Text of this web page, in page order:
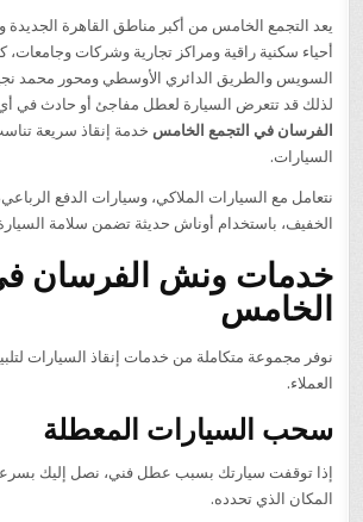
يعد التجمع الخامس من أكبر مناطق القاهرة الجديدة
أحياء سكنية راقية ومراكز تجارية وشركات
السويس والطريق الدائري الأوسطي ومحور محمد
لذلك قد تتعرض السيارة لعطل مفاجئ أو حادث في
الفرسان في التجمع الخامس خدمة إنقاذ سريعة
السيارات.
نتعامل مع السيارات الملاكي، وسيارات الدفع
الخفيف، باستخدام أوناش حديثة تضمن سلامة السيارة
خدمات ونش الفرسان
الخامس
نوفر مجموعة متكاملة من خدمات إنقاذ السيارات
العملاء.
سحب السيارات المعطلة
إذا توقفت سيارتك بسبب عطل فني، نصل إليك بسرعة
المكان الذي تحدده.